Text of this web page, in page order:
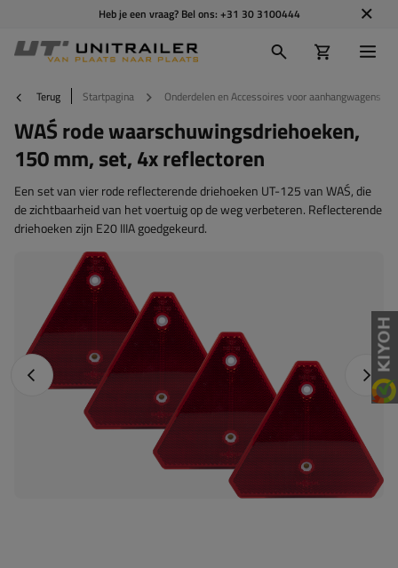
Heb je een vraag? Bel ons: +31 30 3100444
Terug Startpagina Onderdelen en Accessoires voor aanhangwagens
WAŚ rode waarschuwingsdriehoeken,
150 mm, set, 4x reflectoren
Een set van vier rode reflecterende driehoeken UT-125 van WAŚ, die
de zichtbaarheid van het voertuig op de weg verbeteren. Reflecterende
driehoeken zijn E20 IIIA goedgekeurd.
Vorige foto